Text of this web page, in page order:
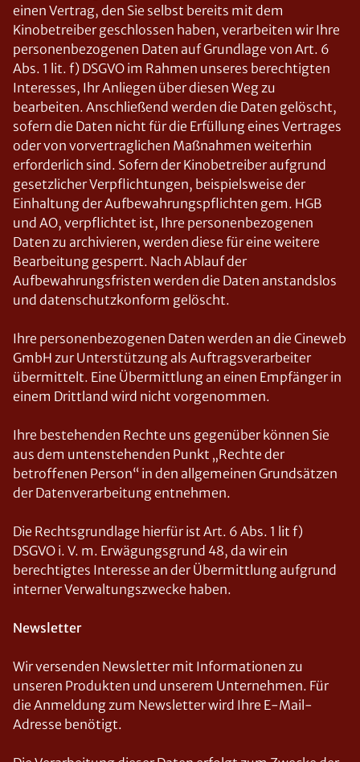
einen Vertrag, den Sie selbst bereits mit dem
Kinobetreiber geschlossen haben, verarbeiten wir Ihre
personenbezogenen Daten auf Grundlage von Art. 6
Abs. 1 lit. f) DSGVO im Rahmen unseres berechtigten
Interesses, Ihr Anliegen über diesen Weg zu
bearbeiten. Anschließend werden die Daten gelöscht,
sofern die Daten nicht für die Erfüllung eines Vertrages
oder von vorvertraglichen Maßnahmen weiterhin
erforderlich sind. Sofern der Kinobetreiber aufgrund
gesetzlicher Verpflichtungen, beispielsweise der
Einhaltung der Aufbewahrungspflichten gem. HGB
und AO, verpflichtet ist, Ihre personenbezogenen
Daten zu archivieren, werden diese für eine weitere
Bearbeitung gesperrt. Nach Ablauf der
Aufbewahrungsfristen werden die Daten anstandslos
und datenschutzkonform gelöscht.
Ihre personenbezogenen Daten werden an die Cineweb
GmbH zur Unterstützung als Auftragsverarbeiter
übermittelt. Eine Übermittlung an einen Empfänger in
einem Drittland wird nicht vorgenommen.
Ihre bestehenden Rechte uns gegenüber können Sie
aus dem untenstehenden Punkt „Rechte der
betroffenen Person“ in den allgemeinen Grundsätzen
der Datenverarbeitung entnehmen.
Die Rechtsgrundlage hierfür ist Art. 6 Abs. 1 lit f)
DSGVO i. V. m. Erwägungsgrund 48, da wir ein
berechtigtes Interesse an der Übermittlung aufgrund
interner Verwaltungszwecke haben.
Newsletter
Wir versenden Newsletter mit Informationen zu
unseren Produkten und unserem Unternehmen. Für
die Anmeldung zum Newsletter wird Ihre E-Mail-
Adresse benötigt.